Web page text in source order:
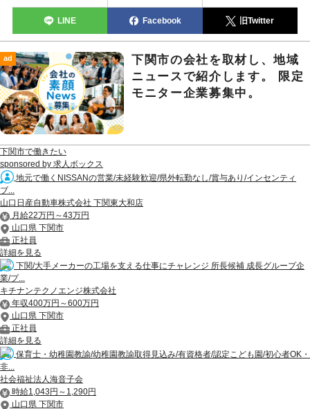
LINE Facebook 旧Twitter
ad
下関市の会社を取材し、地域
ニュースで紹介します。 限定
モニター企業募集中。
下関市で働きたい
sponsored by 求人ボックス
地元で働くNISSANの営業/未経験歓迎/県外転勤なし/賞与あり/インセンティ
ブ...
山口日産自動車株式会社 下関東大和店
月給22万円～43万円
山口県 下関市
正社員
詳細を見る
下関/大手メーカーの工場を支える仕事にチャレンジ 所長候補 成長グループ企
業/プ...
キチナンテクノエンジ株式会社
年収400万円～600万円
山口県 下関市
正社員
詳細を見る
保育士・幼稚園教諭/幼稚園教諭取得見込み/有資格者/認定こども園/初心者OK・
非...
社会福祉法人海音子会
時給1,043円～1,290円
山口県 下関市